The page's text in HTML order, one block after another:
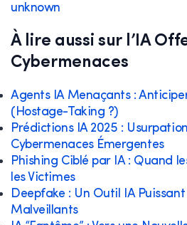
unknown
À lire aussi sur l’IA
Cybermenaces
Agents IA Menaçants :
(Hostage-Taking ?)
Prédictions IA 2025 :
Cybermenaces Émergentes
Phishing Ciblé par IA : Quand
les Victimes
Deepfake : Un Outil IA
Malveillants